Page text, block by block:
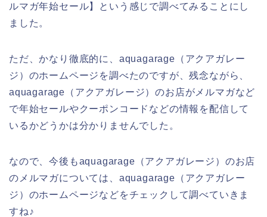
ルマガ年始セール】という感じで調べてみることにし
ました。
ただ、かなり徹底的に、aquagarage（アクアガレー
ジ）のホームページを調べたのですが、残念ながら、
aquagarage（アクアガレージ）のお店がメルマガなど
で年始セールやクーポンコードなどの情報を配信して
いるかどうかは分かりませんでした。
なので、今後もaquagarage（アクアガレージ）のお店
のメルマガについては、aquagarage（アクアガレー
ジ）のホームページなどをチェックして調べていきま
すね♪